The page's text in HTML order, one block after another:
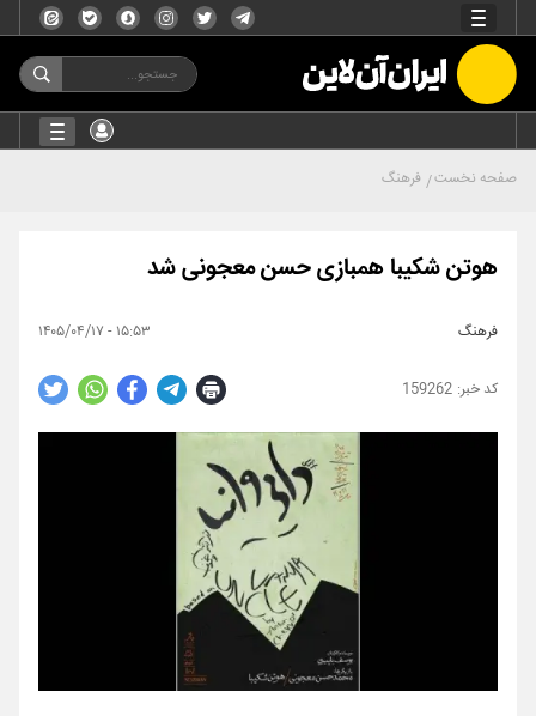
صفحه نخست فرهنگ
هوتن شکیبا همبازی حسن معجونی شد
فرهنگ ۱۵:۵۳ - ۱۴۰۵/۰۴/۱۷
159262